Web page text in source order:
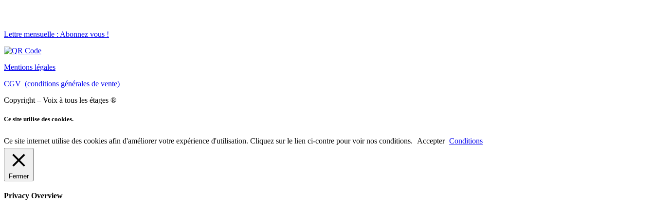
Lettre mensuelle : Abonnez vous !
Mentions légales
CGV (conditions générales de vente)
Copyright – Voix à tous les étages ®
Ce site utilise des cookies.
Ce site internet utilise des cookies afin d'améliorer votre expérience d'utilisation. Cliquez sur le lien ci-contre pour voir nos conditions. Accepter Conditions
Fermer
Privacy Overview